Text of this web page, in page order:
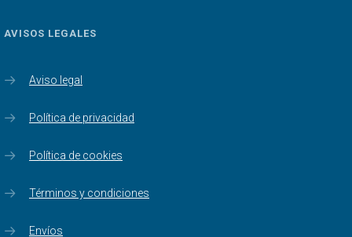
AVISOS LEGALES
Aviso legal
Política de privacidad
Política de cookies
Términos y condiciones
Envíos